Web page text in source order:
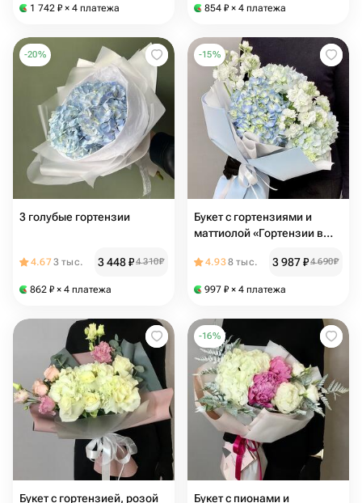
1 742 ₽ × 4 платежа 854 ₽ × 4 платежа
-20%
3 голубые гортензии
4.673 тыс. 3 448₽4 310₽
862 ₽ × 4 платежа
-15%
Букет с гортензиями и
маттиолой «Гортензии в
4.938 тыс. 3 987₽4 690₽
997 ₽ × 4 платежа
Букет с гортензией, розой
-16%
Букет с пионами и